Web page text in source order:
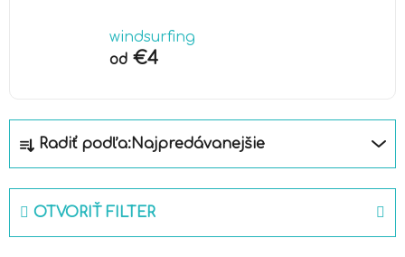
windsurfing
od €4
a
d
n
Radiť podľa:Najpredávanejšie
OTVORIŤ FILTER